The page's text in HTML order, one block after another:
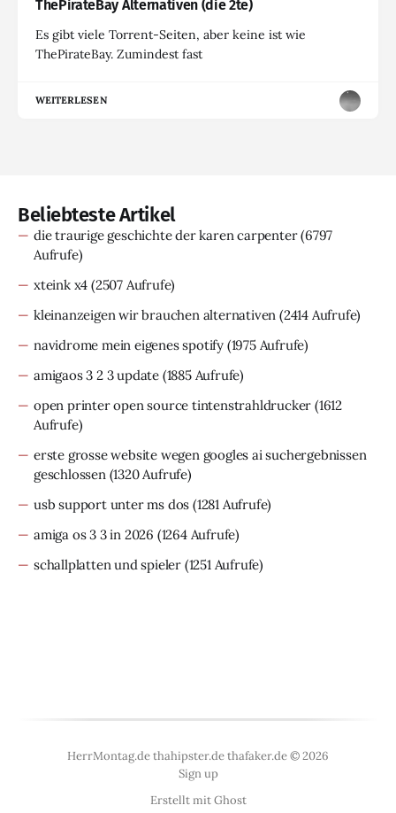
ThePirateBay Alternativen (die 2te)
Es gibt viele Torrent-Seiten, aber keine ist wie
ThePirateBay. Zumindest fast
WEITERLESEN
Beliebteste Artikel
die traurige geschichte der karen carpenter(6797
Aufrufe)
xteink x4 (2507 Aufrufe)
kleinanzeigen wir brauchen alternativen (2414 Aufrufe)
navidrome mein eigenes spotify (1975 Aufrufe)
amigaos 3 2 3 update (1885 Aufrufe)
open printer open source tintenstrahldrucker (1612
Aufrufe)
erste grosse website wegen googles ai suchergebnissen
geschlossen(1320 Aufrufe)
usb support unter ms dos (1281 Aufrufe)
amiga os 3 3 in 2026 (1264 Aufrufe)
schallplatten und spieler (1251 Aufrufe)
HerrMontag.de thahipster.de thafaker.de © 2026
Sign up
Erstellt mitGhost